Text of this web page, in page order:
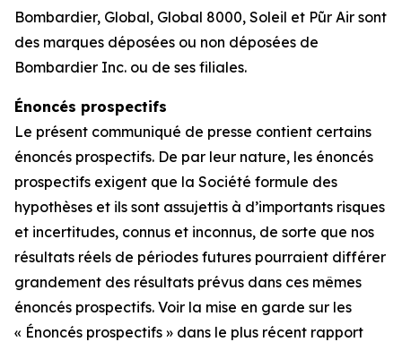
Bombardier, Global, Global 8000, Soleil et Pũr Air sont
des marques déposées ou non déposées de
Bombardier Inc. ou de ses filiales.
Énoncés prospectifs
Le présent communiqué de presse contient certains
énoncés prospectifs. De par leur nature, les énoncés
prospectifs exigent que la Société formule des
hypothèses et ils sont assujettis à d’importants risques
et incertitudes, connus et inconnus, de sorte que nos
résultats réels de périodes futures pourraient différer
grandement des résultats prévus dans ces mêmes
énoncés prospectifs. Voir la mise en garde sur les
« Énoncés prospectifs » dans le plus récent rapport